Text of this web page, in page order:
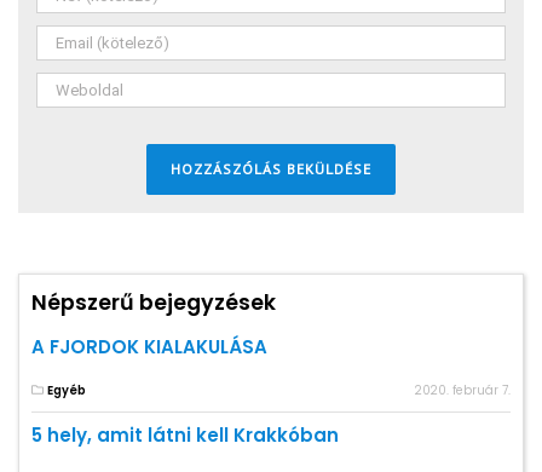
Népszerű bejegyzések
A FJORDOK KIALAKULÁSA
Egyéb 2020. február 7.
5 hely, amit látni kell Krakkóban